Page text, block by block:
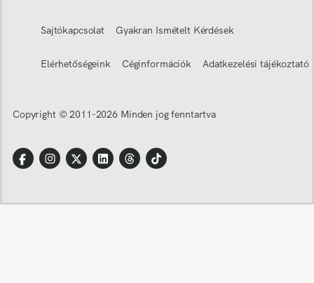
Sajtókapcsolat Gyakran Ismételt Kérdések
Elérhetőségeink Céginformációk Adatkezelési tájékoztató
Copyright © 2011-2026 Minden jog fenntartva